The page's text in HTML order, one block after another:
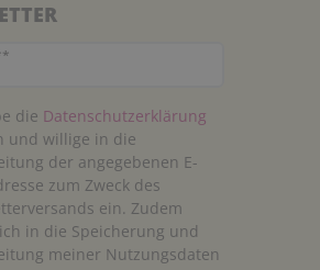
Honig
die Daten­schutz­erklärung
und willige in die
der angegebenen E-
zum Zweck des
ein. Zudem
in die Speicherung und
meiner Nutzungsdaten